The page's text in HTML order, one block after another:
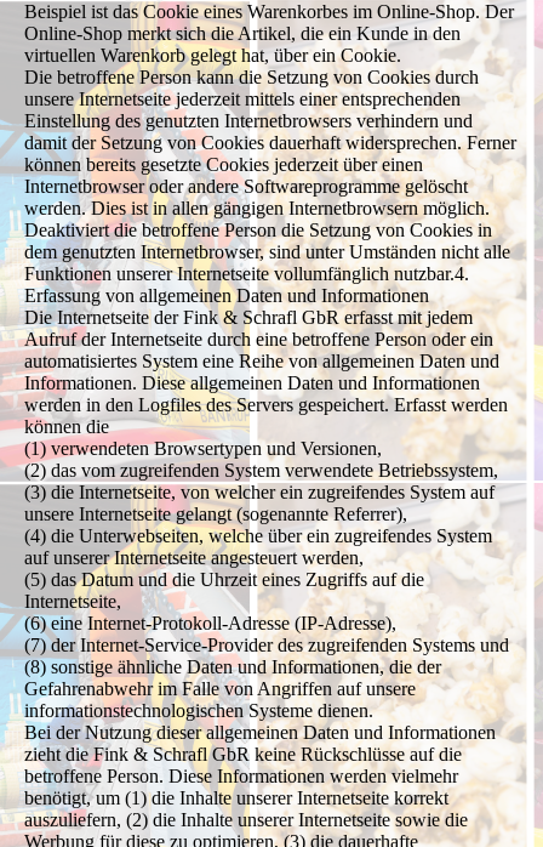
Beispiel ist das Cookie eines Warenkorbes im Online-Shop. Der
Online-Shop merkt sich die Artikel, die ein Kunde in den
virtuellen Warenkorb gelegt hat, über ein Cookie.
Die betroffene Person kann die Setzung von Cookies durch
unsere Internetseite jederzeit mittels einer entsprechenden
Einstellung des genutzten Internetbrowsers verhindern und
damit der Setzung von Cookies dauerhaft widersprechen. Ferner
können bereits gesetzte Cookies jederzeit über einen
Internetbrowser oder andere Softwareprogramme gelöscht
werden. Dies ist in allen gängigen Internetbrowsern möglich.
Deaktiviert die betroffene Person die Setzung von Cookies in
dem genutzten Internetbrowser, sind unter Umständen nicht alle
Funktionen unserer Internetseite vollumfänglich nutzbar.4.
Erfassung von allgemeinen Daten und Informationen
Die Internetseite der Fink & Schrafl GbR erfasst mit jedem
Aufruf der Internetseite durch eine betroffene Person oder ein
automatisiertes System eine Reihe von allgemeinen Daten und
Informationen. Diese allgemeinen Daten und Informationen
werden in den Logfiles des Servers gespeichert. Erfasst werden
können die
(1) verwendeten Browsertypen und Versionen,
(2) das vom zugreifenden System verwendete Betriebssystem,
(3) die Internetseite, von welcher ein zugreifendes System auf
unsere Internetseite gelangt (sogenannte Referrer),
(4) die Unterwebseiten, welche über ein zugreifendes System
auf unserer Internetseite angesteuert werden,
(5) das Datum und die Uhrzeit eines Zugriffs auf die
Internetseite,
(6) eine Internet-Protokoll-Adresse (IP-Adresse),
(7) der Internet-Service-Provider des zugreifenden Systems und
(8) sonstige ähnliche Daten und Informationen, die der
Gefahrenabwehr im Falle von Angriffen auf unsere
informationstechnologischen Systeme dienen.
Bei der Nutzung dieser allgemeinen Daten und Informationen
zieht die Fink & Schrafl GbR keine Rückschlüsse auf die
betroffene Person. Diese Informationen werden vielmehr
benötigt, um (1) die Inhalte unserer Internetseite korrekt
auszuliefern, (2) die Inhalte unserer Internetseite sowie die
Werbung für diese zu optimieren, (3) die dauerhafte